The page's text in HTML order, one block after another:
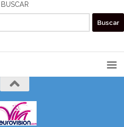
BUSCAR